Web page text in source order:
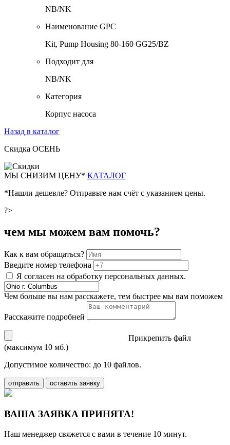
NB/NK
Наименование GPC
Kit, Pump Housing 80-160 GG25/BZ
Подходит для
NB/NK
Категория
Корпус насоса
Назад в каталог
Скидка ОСЕНЬ
МЫ СНИЗИМ ЦЕНУ* КАТАЛОГ
*Нашли дешевле? Отправьте нам счёт с указанием цены.
?>
чем мы можем вам помочь?
Как к вам обращаться?
Введите номер телефона
Я согласен на обработку персональных данных.
Чем больше вы нам расскажете, тем быстрее мы вам поможем
Расскажите подробней
Прикрепить файл
(максимум 10 мб.)
Допустимое количество: до 10 файлов.
отправить оставить заявку
ВАША ЗАЯВКА ПРИНЯТА!
Наш менеджер свяжется с вами в течение 10 минут.